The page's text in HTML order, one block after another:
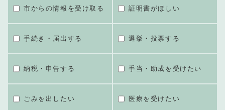
市からの情報を受け取る 証明書がほしい
手続き・届出する 選挙・投票する
納税・申告する 手当・助成を受けたい
ごみを出したい 医療を受けたい